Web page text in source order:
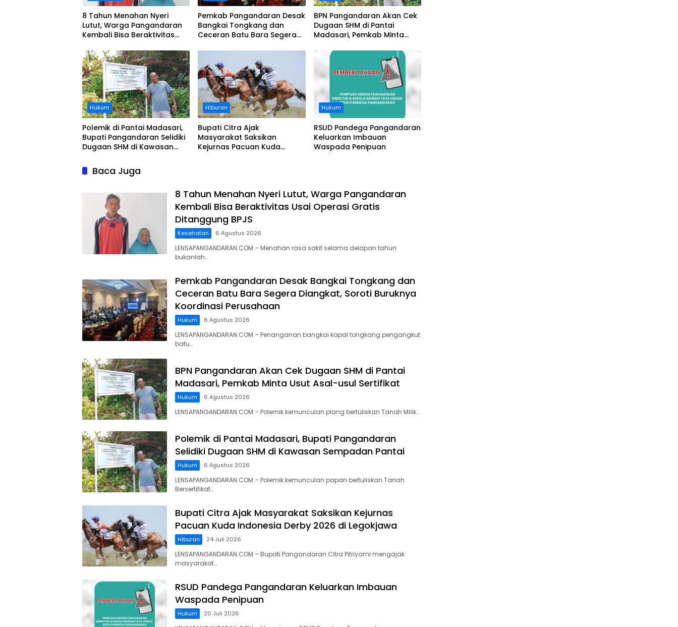
8 Tahun Menahan Nyeri
Lutut, Warga Pangandaran
Kembali Bisa Beraktivitas
Ditanggung BPJS
Pemkab Pangandaran Desak
Bangkai Tongkang dan
Ceceran Batu Bara Segera
Koordinasi Perusahaan
BPN Pangandaran Akan Cek
Dugaan SHM di Pantai
Madasari, Pemkab Minta
Hukum
Polemik di Pantai Madasari,
Bupati Pangandaran Selidiki
Dugaan SHM di Kawasan
Hiburan
Bupati Citra Ajak
Masyarakat Saksikan
Kejurnas Pacuan Kuda
Hukum
RSUD Pandega Pangandaran
Keluarkan Imbauan
Waspada Penipuan
Baca Juga
8 Tahun Menahan Nyeri Lutut, Warga Pangandaran
Kembali Bisa Beraktivitas Usai Operasi Gratis
Ditanggung BPJS
Kesehatan 6 Agustus 2026
LENSAPANGANDARAN.COM – Menahan rasa sakit selama delapan tahun
bukanlah…
Pemkab Pangandaran Desak Bangkai Tongkang dan
Ceceran Batu Bara Segera Diangkat, Soroti Buruknya
Koordinasi Perusahaan
Hukum 6 Agustus 2026
LENSAPANGANDARAN.COM – Penanganan bangkai kapal tongkang pengangkut
batu…
BPN Pangandaran Akan Cek Dugaan SHM di Pantai
Madasari, Pemkab Minta Usut Asal-usul Sertifikat
Hukum 6 Agustus 2026
LENSAPANGANDARAN.COM – ‎Polemik kemunculan plang bertuliskan Tanah Milik…
Polemik di Pantai Madasari, Bupati Pangandaran
Selidiki Dugaan SHM di Kawasan Sempadan Pantai
Hukum 6 Agustus 2026
LENSAPANGANDARAN.COM – Polemik kemunculan papan bertuliskan Tanah
Bersertifikat…
Bupati Citra Ajak Masyarakat Saksikan Kejurnas
Pacuan Kuda Indonesia Derby 2026 di Legokjawa
Hiburan 24 Juli 2026
LENSAPANGANDARAN.COM – Bupati Pangandaran Citra Pitriyami mengajak
masyarakat…
RSUD Pandega Pangandaran Keluarkan Imbauan
Waspada Penipuan
Hukum 20 Juli 2026